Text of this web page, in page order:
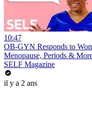
10:47
OB-GYN Responds to
Menopause, Periods &
SELF Magazine
il y a 2 ans